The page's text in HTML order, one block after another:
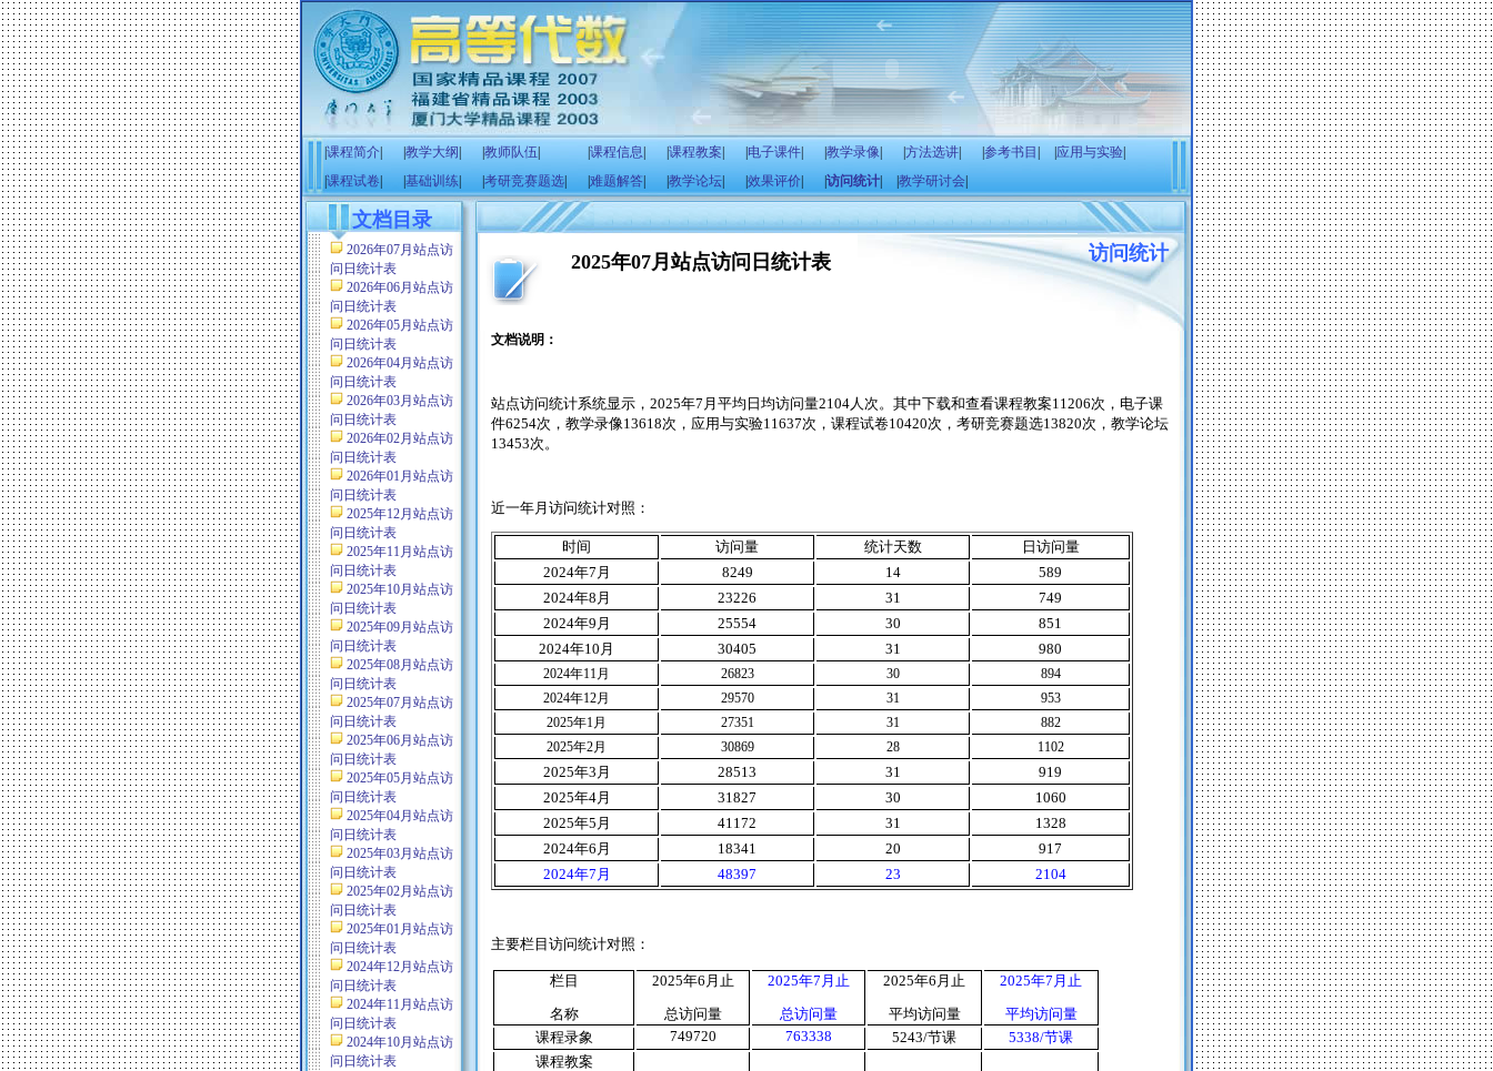
课程简介 教学大纲 教师队伍 课程信息 课程教案 电子课件 教学录像 方法选讲 参考书目 应用与实验
课程试卷 基础训练 考研竞赛题选 难题解答 教学论坛 效果评价 访问统计 教学研讨会
文档目录
2026年07月站点访
问日统计表
2026年06月站点访
问日统计表
2026年05月站点访
问日统计表
2026年04月站点访
问日统计表
2026年03月站点访
问日统计表
2026年02月站点访
问日统计表
2026年01月站点访
问日统计表
2025年12月站点访
问日统计表
2025年11月站点访
问日统计表
2025年10月站点访
问日统计表
2025年09月站点访
问日统计表
2025年08月站点访
问日统计表
2025年07月站点访
问日统计表
2025年06月站点访
问日统计表
2025年05月站点访
问日统计表
2025年04月站点访
问日统计表
2025年03月站点访
问日统计表
2025年02月站点访
问日统计表
2025年01月站点访
问日统计表
2024年12月站点访
问日统计表
2024年11月站点访
问日统计表
2024年10月站点访
问日统计表
2025年07月站点访问日统计表 访问统计
文档说明：
站点访问统计系统显示， 2025年7 月平均日均访问量2104人次。其中下载和查看课程教案11206次，电子课
件6254次，教学录像13618次，应用与实验11637次，课程试卷10420次，考研竞赛题选13820次，教学论坛
13453次。
近一年月访问统计对照：
时间 访问量 统计天数
日访问量
2024年7 月 8249 14
589
2024年8月 23226 31
749
2024年9月 25554 30
851
2024年10月 30405 31 980
2024年11月 26823 30
894
2024年12月 29570 31
953
2025年1月 27351 31
882
2025年2月 30869 28 1102
2025年3 月 28513 31
919
2025年4月 31827 30
1060
2025年5月 41172 31
1328
2024年6月 18341 20
917
2024年7月 48397 23 2104
主要栏目访问统计对照：
栏目
名称
2025年6 月止
总访问量
2025年7 月止
总访问量
2025年6 月止
平均访问量
2025年7 月止
平均访问量
课程录象
749720 763338 5243/节课 5338/节课
课程教案